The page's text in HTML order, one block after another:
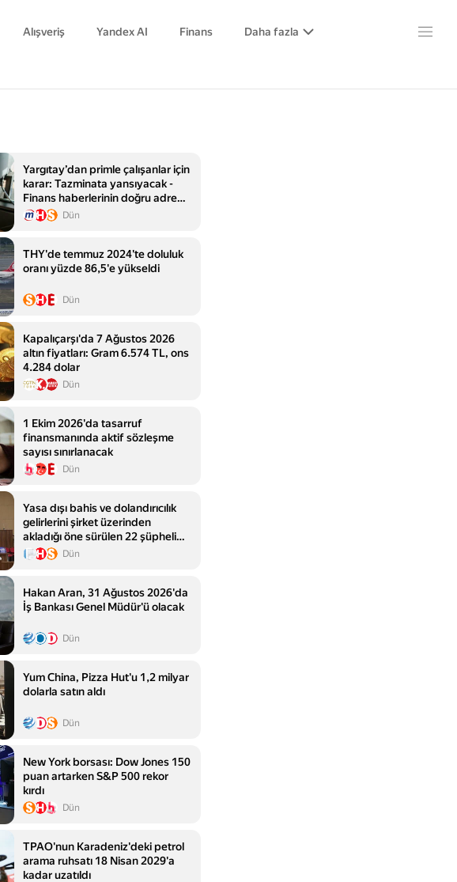
Alışveriş Yandex AI Finans Daha fazla
Yargıtay’dan primle çalışanlar için
karar: Tazminata yansıyacak -
Finans haberlerinin doğru adresi
- Mynet Finans Haber
Dün
THY'de temmuz 2024'te doluluk
oranı yüzde 86,5'e yükseldi
Dün
Kapalıçarşı'da 7 Ağustos 2026
altın fiyatları: Gram 6.574 TL, ons
4.284 dolar
Dün
1 Ekim 2026'da tasarruf
finansmanında aktif sözleşme
sayısı sınırlanacak
Dün
Yasa dışı bahis ve dolandırıcılık
gelirlerini şirket üzerinden
akladığı öne sürülen 22 şüpheli
için iddianame
Dün
Hakan Aran, 31 Ağustos 2026'da
İş Bankası Genel Müdür'ü olacak
Dün
Yum China, Pizza Hut'u 1,2 milyar
dolarla satın aldı
Dün
New York borsası: Dow Jones 150
puan artarken S&P 500 rekor
kırdı
Dün
TPAO'nun Karadeniz'deki petrol
arama ruhsatı 18 Nisan 2029'a
kadar uzatıldı